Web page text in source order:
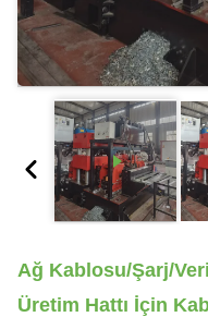
Ağ Kablosu/Şarj/
Üretim Hattı İçin